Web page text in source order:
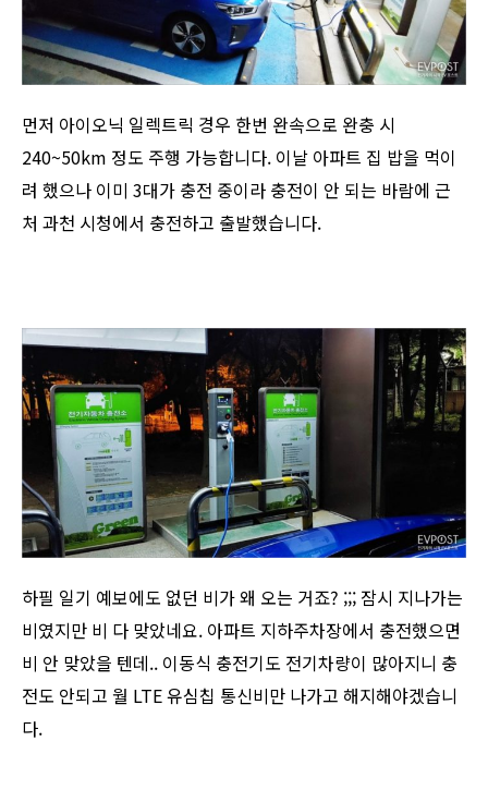
먼저 아이오닉 일렉트릭 경우 한번 완속으로 완충 시
240~50km 정도 주행 가능합니다. 이날 아파트 집 밥을 먹이
려 했으나 이미 3대가 충전 중이라 충전이 안 되는 바람에 근
처 과천 시청에서 충전하고 출발했습니다.
하필 일기 예보에도 없던 비가 왜 오는 거죠? ;;; 잠시 지나가는
비였지만 비 다 맞았네요. 아파트 지하주차장에서 충전했으면
비 안 맞았을 텐데.. 이동식 충전기도 전기차량이 많아지니 충
전도 안되고 월 LTE 유심칩 통신비만 나가고 해지해야겠습니
다.